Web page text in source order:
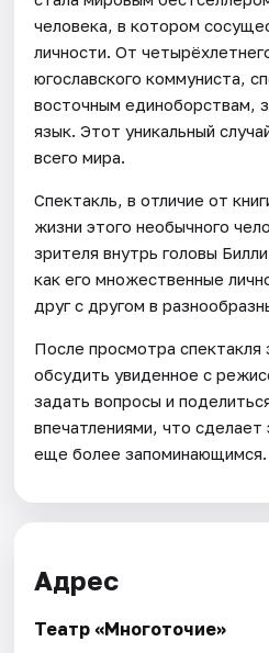
человека, в котором
личности. От
югославского коммуниста,
восточным единоборствам,
язык. Этот уникальный
всего мира.
Спектакль, в отличие от
жизни этого необычного
зрителя внутрь головы
как его множественные
друг с другом в
После просмотра спектакля
обсудить увиденное с
задать вопросы и
впечатлениями, что
еще более запоминающимся.
Адрес
Театр «Многоточие»